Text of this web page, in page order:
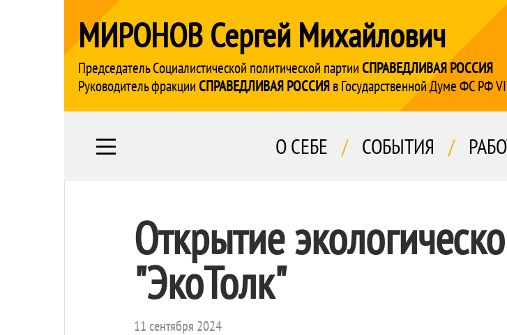
МИРОНОВ Сергей Михайлович
Председатель Социалистической политической партии СПРАВЕДЛИВАЯ РОССИЯ
Руководитель фракции СПРАВЕДЛИВАЯ РОССИЯв Государственной Думе ФС РФ
О СЕБЕ / СОБЫТИЯ /
Открытие
"ЭкоТолк"
11 сентября 2024